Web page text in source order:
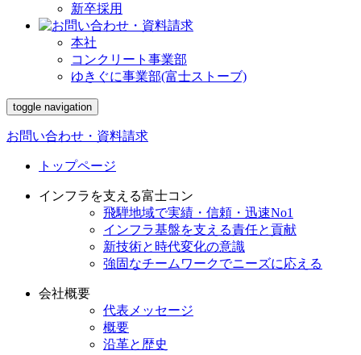
新卒採用
本社
コンクリート事業部
ゆきぐに事業部(富士ストーブ)
toggle navigation
お問い合わせ・資料請求
トップページ
インフラを支える富士コン
飛騨地域で実績・信頼・迅速No1
インフラ基盤を支える責任と貢献
新技術と時代変化の意識
強固なチームワークでニーズに応える
会社概要
代表メッセージ
概要
沿革と歴史